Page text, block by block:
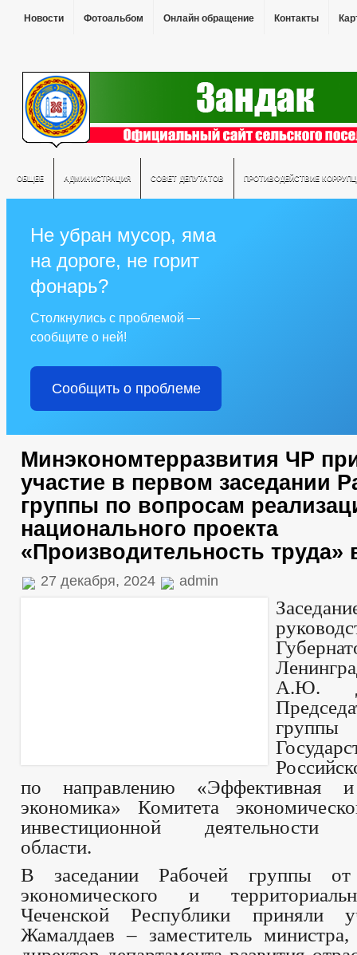
Новости Фотоальбом Онлайн обращение Контакты
ОБЩЕЕ АДМИНИСТРАЦИЯ СОВЕТ ДЕПУТАТОВ ПРОТИВОДЕЙСТВИЕ
Не убран мусор, яма
на дороге, не горит
фонарь?
Столкнулись с проблемой —
сообщите о ней!
Сообщить о проблеме
Минэкономтерразвития ЧР
участие в первом заседании
группы по вопросам
национального проекта
«Производительность труда»
27 декабря, 2024 admin
А.Ю.
по направлению «Эффективная и
экономика» Комитета
инвестиционной деятельности
области.
В заседании Рабочей группы от
экономического и
Чеченской Республики приняли
Жамалдаев – заместитель